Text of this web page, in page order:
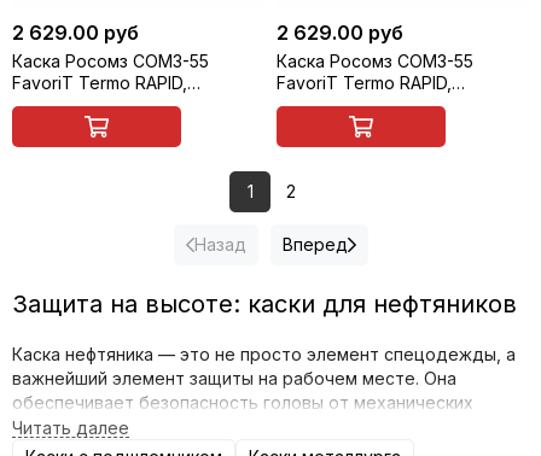
2 629.00 руб
Каска Росомз СОМЗ-55
FavoriT Termo RAPID,
защитная, термостойкая,
золотистая, арт. 76712
2 629.00 руб
Каска Росомз СОМЗ-55
FavoriT Termo RAPID,
защитная, термостойкая,
серебристая, арт. 76713
Назад
1 2
Вперед
Защита на высоте: каски для нефтяников
Каска нефтяника — это не просто элемент спецодежды, а
важнейший элемент защиты на рабочем месте. Она
обеспечивает безопасность головы от механических
повреждений, ударов и воздействия неблагоприятных
факторов. В нашем интернет-магазине вы найдёте каски,